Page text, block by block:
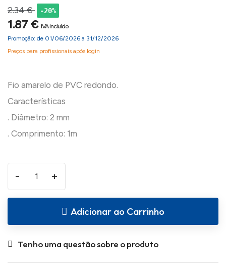
2.34 € -20%
1.87 € IVA incluído
Promoção: de 01/06/2026 a 31/12/2026
Preços para profissionais após login
Fio amarelo de PVC redondo.
Características
. Diâmetro: 2 mm
- +
Adicionar ao Carrinho
Tenho uma questão sobre o produto